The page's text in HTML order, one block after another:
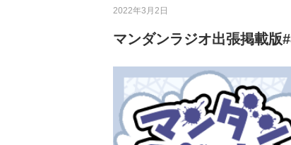
2022年3月2日
マンダンラジオ出張掲載